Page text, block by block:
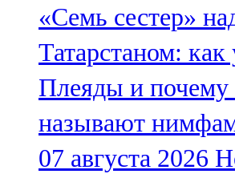
«Семь сестер»
Татарстаном: как
Плеяды и почему
называют
07 августа 2026